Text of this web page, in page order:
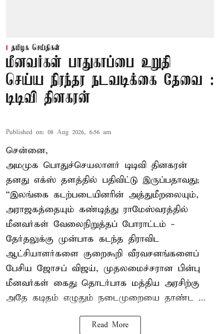
தமிழக செய்திகள்
மீனவர்கள் பாதுகாப்பை உறுதி
செய்ய நிரந்தர நடவடிக்கை தேவை :
டிடிவி தினகரன்
Published on: 08 Aug 2026, 6:56 am
சென்னை,
அமமுக பொதுச்செயலாளர் டிடிவி தினகரன்
தனது எக்ஸ் தளத்தில் பதிவிட்டு இருப்பதாவது;
“இலங்கை கடற்படையினரின் அத்துமீறலையும்,
அராஜகத்தையும் கண்டித்து ராமேஸ்வரத்தில்
மீனவர்கள் வேலைநிறுத்தப் போராட்டம் -
தேர்தலுக்கு முன்பாக கடந்த திராவிட
ஆட்சியாளர்களை குறைகூறி வீரவசனங்களைப்
பேசிய ஜோசப் விஜய், முதலமைச்சரான பின்பு
மீனவர்கள் கைது தொடர்பாக மத்திய அரசிற்கு
அதே கடிதம் எழுதும் நடைமுறையை தாண்ட ...
Read More